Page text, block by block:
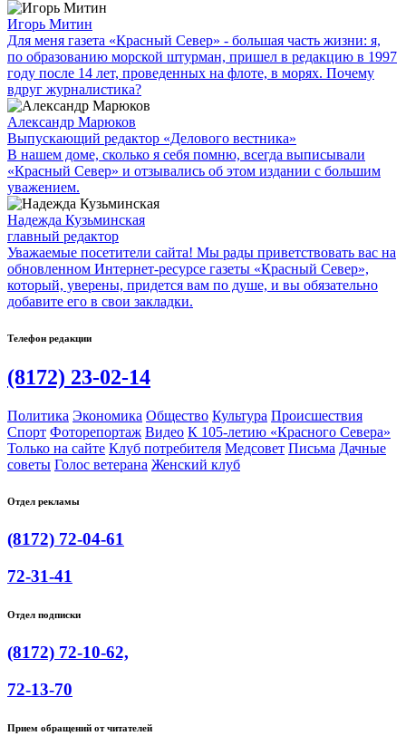
Игорь Митин
Для меня газета «Красный Север» - большая часть жизни: я,
по образованию морской штурман, пришел в редакцию в 1997
году после 14 лет, проведенных на флоте, в морях. Почему
вдруг журналистика?
Александр Марюков
Выпускающий редактор «Делового вестника»
В нашем доме, сколько я себя помню, всегда выписывали
«Красный Север» и отзывались об этом издании с большим
уважением.
Надежда Кузьминская
главный редактор
Уважаемые посетители сайта! Мы рады приветствовать вас на
обновленном Интернет-ресурсе газеты «Красный Север»,
который, уверены, придется вам по душе, и вы обязательно
добавите его в свои закладки.
Телефон редакции
(8172) 23-02-14
Политика Экономика Общество Культура Происшествия
Спорт Фоторепортаж Видео К 105-летию «Красного Севера»
Только на сайте Клуб потребителя Медсовет Письма Дачные
советы Голос ветерана Женский клуб
Отдел рекламы
(8172) 72-04-61
72-31-41
Отдел подписки
(8172) 72-10-62,
72-13-70
Прием обращений от читателей